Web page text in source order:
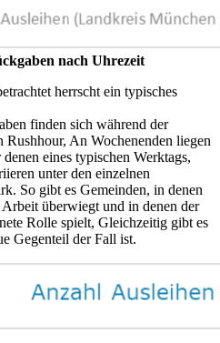
nach Uhrezeit
herrscht ein typisches
finden sich während der
An Wochenenden liegen
eines typischen Werktags,
unter den einzelnen
So gibt es Gemeinden, in denen
überwiegt und in denen der
Rolle spielt, Gleichzeitig gibt es
Gegenteil der Fall ist.